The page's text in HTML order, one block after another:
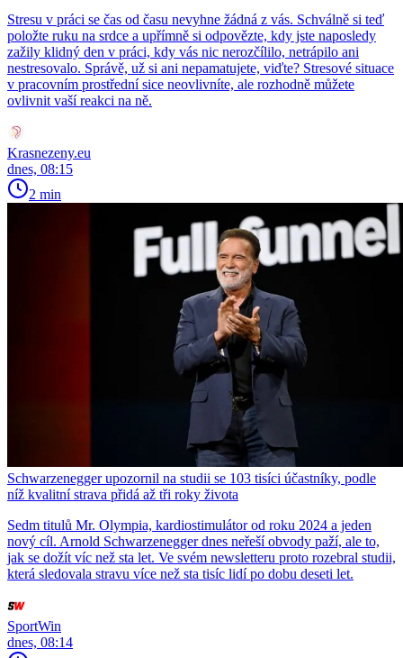
Stresu v práci se čas od času nevyhne žádná z vás. Schválně si teď
položte ruku na srdce a upřímně si odpovězte, kdy jste naposledy
zažily klidný den v práci, kdy vás nic nerozčílilo, netrápilo ani
nestresovalo. Správě, už si ani nepamatujete, viďte? Stresové situace
v pracovním prostřední sice neovlivníte, ale rozhodně můžete
ovlivnit vaší reakci na ně.
Krasnezeny.eu
dnes, 08:15
2 min
Schwarzenegger upozornil na studii se 103 tisíci účastníky, podle
níž kvalitní strava přidá až tři roky života
Sedm titulů Mr. Olympia, kardiostimulátor od roku 2024 a jeden
nový cíl. Arnold Schwarzenegger dnes neřeší obvody paží, ale to,
jak se dožít víc než sta let. Ve svém newsletteru proto rozebral studii,
která sledovala stravu více než sta tisíc lidí po dobu deseti let.
SportWin
dnes, 08:14